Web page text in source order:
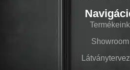
Termékeink
Showroom